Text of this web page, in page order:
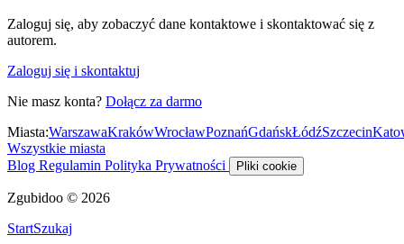
Zaloguj się, aby zobaczyć dane kontaktowe i skontaktować się z
autorem.
Zaloguj się i skontaktuj
Nie masz konta? Dołącz za darmo
Miasta:WarszawaKrakówWrocławPoznańGdańskŁódźSzczecin
Wszystkie miasta
Blog Regulamin Polityka Prywatności Pliki cookie
Zgubidoo © 2026
StartSzukaj